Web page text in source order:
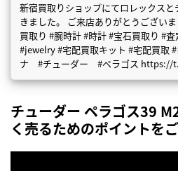
新宿買取りショップにてロレックス
きました。 ご来店ありがとうござい
買取り #腕時計 #時計 #宝石買取り #
#jewelry #宅配買取キット #宅配買取
ナ #チューダー #ペラゴス https://
チューダー ペラゴス39
く売るためのポイントを